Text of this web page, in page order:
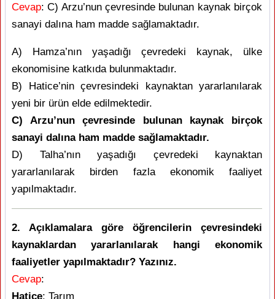
Cevap: C) Arzu’nun çevresinde bulunan kaynak birçok
sanayi dalına ham madde sağlamaktadır.
A) Hamza’nın yaşadığı çevredeki kaynak, ülke
ekonomisine katkıda bulunmaktadır.
B) Hatice’nin çevresindeki kaynaktan yararlanılarak
yeni bir ürün elde edilmektedir.
C) Arzu’nun çevresinde bulunan kaynak birçok
sanayi dalına ham madde sağlamaktadır.
D) Talha’nın yaşadığı çevredeki kaynaktan
yararlanılarak birden fazla ekonomik faaliyet
yapılmaktadır.
2. Açıklamalara göre öğrencilerin çevresindeki
kaynaklardan yararlanılarak hangi ekonomik
faaliyetler yapılmaktadır? Yazınız.
Cevap:
Hatice: Tarım